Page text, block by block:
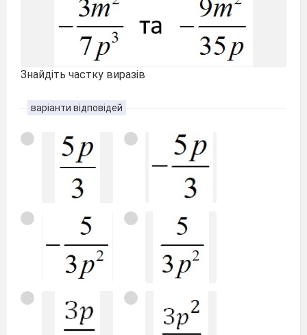
Знайдіть частку виразів
варіанти відповідей